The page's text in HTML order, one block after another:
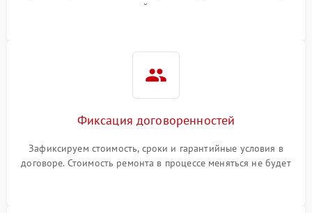
гарантийные условия
Фиксация договоренностей
Зафиксируем стоимость, сроки и гарантийные условия в
договоре. Стоимость ремонта в процессе меняться не будет